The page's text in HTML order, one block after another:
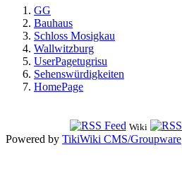
GG
Bauhaus
Schloss Mosigkau
Wallwitzburg
UserPagetugrisu
Sehenswürdigkeiten
HomePage
Wiki
Powered by TikiWiki CMS/Groupware